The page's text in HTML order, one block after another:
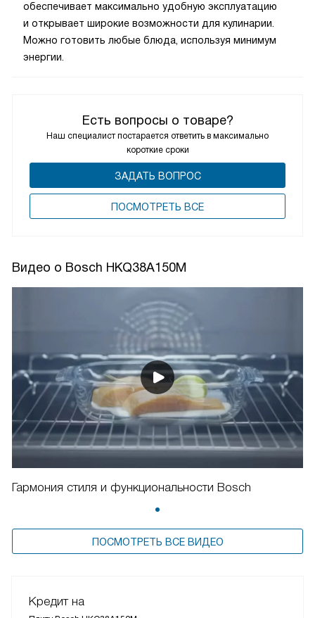
Есть вопросы о товаре?
Наш специалист постарается ответить в максимально
короткие сроки
ЗАДАТЬ ВОПРОС
ПОCМОТРЕТЬ ВСЕ
обеспечивает максимально удобную эксплуатацию
и открывает широкие возможности для кулинарии.
Можно готовить любые блюда, используя минимум
энергии.
Видео о Bosch HKQ38A150M
Гармония стиля и функциональности Bosch
ПОСМОТРЕТЬ ВСЕ ВИДЕО
Кредит на